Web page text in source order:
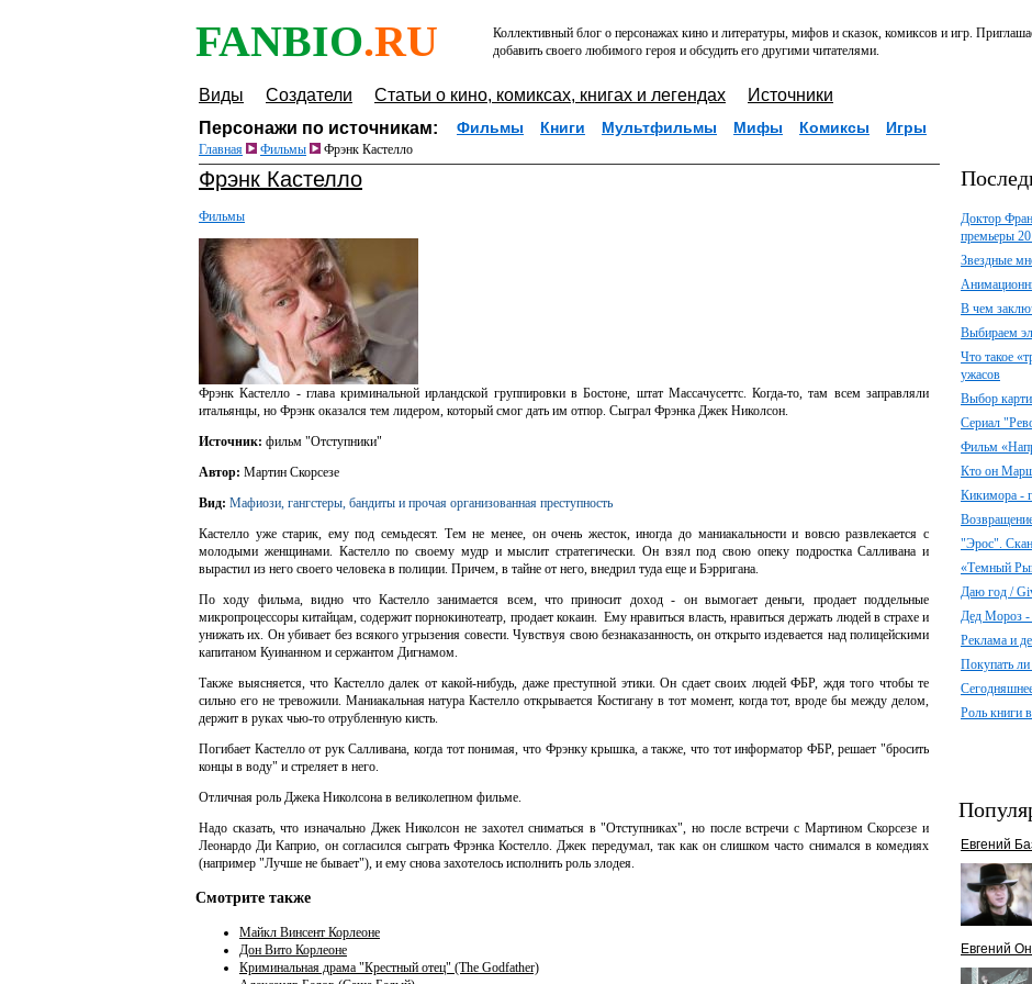
FANBIO.RU
Коллективный блог о персонажах кино и литературы, мифов и сказок, комиксов и игр.
добавить своего любимого героя и обсудить его другими читателями.
Виды Создатели Статьи о кино, комиксах, книгах и легендах
Источники
Персонажи по источникам:
Фильмы Книги Мультфильмы Мифы Комиксы Игры
Главная Фильмы Фрэнк Кастелло
Фрэнк Кастелло
Фильмы
Фрэнк Кастелло - глава криминальной ирландской группировки в Бостоне, штат Массачусеттс. Когда-то, там всем заправляли
итальянцы, но Фрэнк оказался тем лидером, который смог дать им отпор. Сыграл Фрэнка Джек Николсон.
Источник: фильм "Отступники"
Автор: Мартин Скорсезе
Вид: Мафиози, гангстеры, бандиты и прочая организованная преступность
Кастелло уже старик, ему под семьдесят. Тем не менее, он очень жесток, иногда до маниакальности и вовсю развлекается с
молодыми женщинами. Кастелло по своему мудр и мыслит стратегически. Он взял под свою опеку подростка Салливана и
вырастил из него своего человека в полиции. Причем, в тайне от него, внедрил туда еще и Бэрригана.
По ходу фильма, видно что Кастелло занимается всем, что приносит доход - он вымогает деньги, продает поддельные
микропроцессоры китайцам, содержит порнокинотеатр, продает кокаин. Ему нравиться власть, нравиться держать людей в страхе и
унижать их. Он убивает без всякого угрызения совести. Чувствуя свою безнаказанность, он открыто издевается над полицейскими
капитаном Куинанном и сержантом Дигнамом.
Также выясняется, что Кастелло далек от какой-нибудь, даже преступной этики. Он сдает своих людей ФБР, ждя того чтобы те
сильно его не тревожили. Маниакальная натура Кастелло открывается Костигану в тот момент, когда тот, вроде бы между делом,
держит в руках чью-то отрубленную кисть.
Погибает Кастелло от рук Салливана, когда тот понимая, что Фрэнку крышка, а также, что тот информатор ФБР, решает "бросить
концы в воду" и стреляет в него.
Отличная роль Джека Николсона в великолепном фильме.
Надо сказать, что изначально Джек Николсон не захотел сниматься в "Отступниках", но после встречи с Мартином Скорсезе и
Леонардо Ди Каприо, он согласился сыграть Фрэнка Костелло. Джек передумал, так как он слишком часто снимался в комедиях
(например "Лучше не бывает"), и ему снова захотелось исполнить роль злодея.
Смотрите также
Майкл Винсент Корлеоне
Дон Вито Корлеоне
Криминальная драма "Крестный отец" (The Godfather)
Доктор
премьеры
Звездные
В чем
Выбираем
Что такое
ужасов
Выбор
Сериал
Фильм
Кто он
Кикимора -
"Эрос".
«Темный
Даю год /
Дед Мороз -
Реклама и
Покупать
Роль книги
Евгений
Евгений